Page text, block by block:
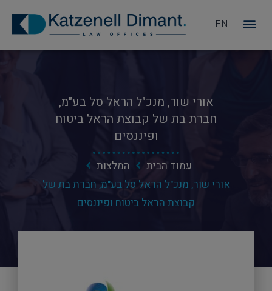
EN
אורי שור, מנכ"ל הראל סל בע"מ,
חברת בת של קבוצת הראל ביטוח
ופיננסים
עמוד הבית
המלצות
אורי שור, מנכ"ל הראל סל בע"מ, חברת בת של
קבוצת הראל ביטוח ופיננסים